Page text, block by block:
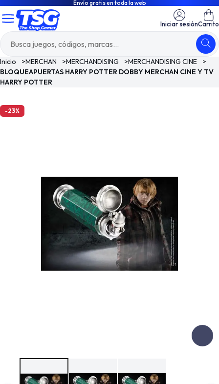
Envío gratis en toda la web
Iniciar sesiónCarrito
Inicio >MERCHAN >MERCHANDISING >MERCHANDISING CINE
>
BLOQUEAPUERTAS HARRY POTTER DOBBY MERCHAN CINE Y TV
HARRY POTTER
-23%